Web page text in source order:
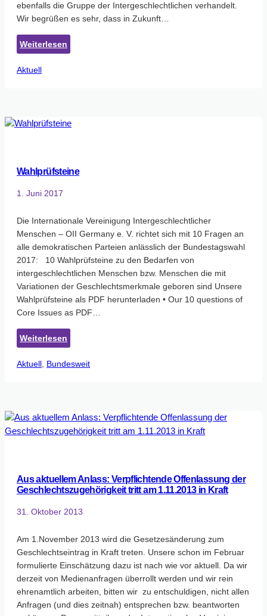
ebenfalls die Gruppe der Intergeschlechtlichen verhandelt.
Wir begrüßen es sehr, dass in Zukunft…
Weiterlesen
Stellungnahme
für
Aktuell
Wahlprüfsteine
1. Juni 2017
Die Internationale Vereinigung Intergeschlechtlicher
Menschen – OII Germany e. V. richtet sich mit 10 Fragen an
alle demokratischen Parteien anlässlich der Bundestagswahl
2017: 10 Wahlprüfsteine zu den Bedarfen von
intergeschlechtlichen Menschen bzw. Menschen die mit
Variationen der Geschlechtsmerkmale geboren sind Unsere
Wahlprüfsteine als PDF herunterladen • Our 10 questions of
Core Issues as PDF…
Weiterlesen
Wahlprüfsteine
Aktuell Bundesweit
Aus aktuellem Anlass: Verpflichtende Offenlassung der
Geschlechtszugehörigkeit tritt am 1.11.2013 in Kraft
31. Oktober 2013
Am 1.November 2013 wird die Gesetzesänderung zum
Geschlechtseintrag in Kraft treten. Unsere schon im Februar
formulierte Einschätzung dazu ist nach wie vor aktuell. Da wir
derzeit von Medienanfragen überrollt werden und wir rein
ehrenamtlich arbeiten, bitten wir zu entschuldigen, nicht allen
Anfragen (und dies zeitnah) entsprechen bzw. beantworten